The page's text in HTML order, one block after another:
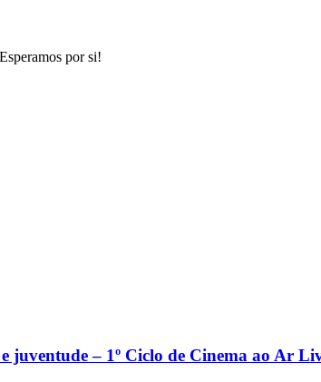
por si!
– 1º Ciclo de Cinema ao Ar